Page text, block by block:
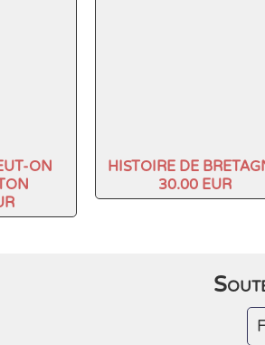
ON
HISTOIRE DE
30.00 EUR